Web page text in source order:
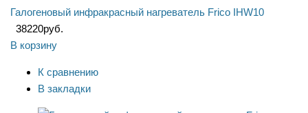
Галогеновый инфракрасный нагреватель Frico IHW10
38220руб.
В корзину
К сравнению
В закладки